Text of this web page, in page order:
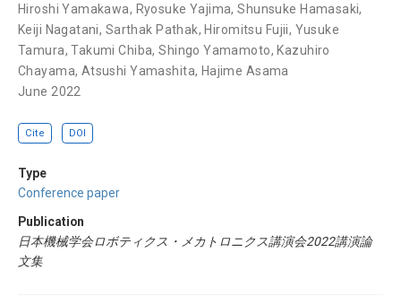
Hiroshi Yamakawa, Ryosuke Yajima,Shunsuke Hamasaki,
Keiji Nagatani, Sarthak Pathak, Hiromitsu Fujii, Yusuke
Tamura,Takumi Chiba,Shingo Yamamoto, Kazuhiro
Chayama, Atsushi Yamashita, Hajime Asama
June 2022
Cite DOI
Type
Conference paper
Publication
日本機械学会ロボティクス・メカトロニクス講演会2022講演論
文集